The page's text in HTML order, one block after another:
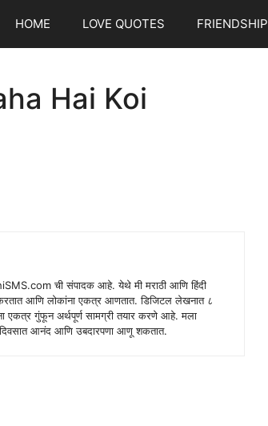
HOME LOVE QUOTES
Hai Koi
ची संपादक आहे. येथे मी मराठी आणि हिंदी
आणि लोकांना एकत्र आणतात. डिजिटल लेखनात ८
एकत्र गुंफून अर्थपूर्ण सामग्री तयार करणे आहे. मला
दिवसात आनंद आणि उबदारपणा आणू शकतात.